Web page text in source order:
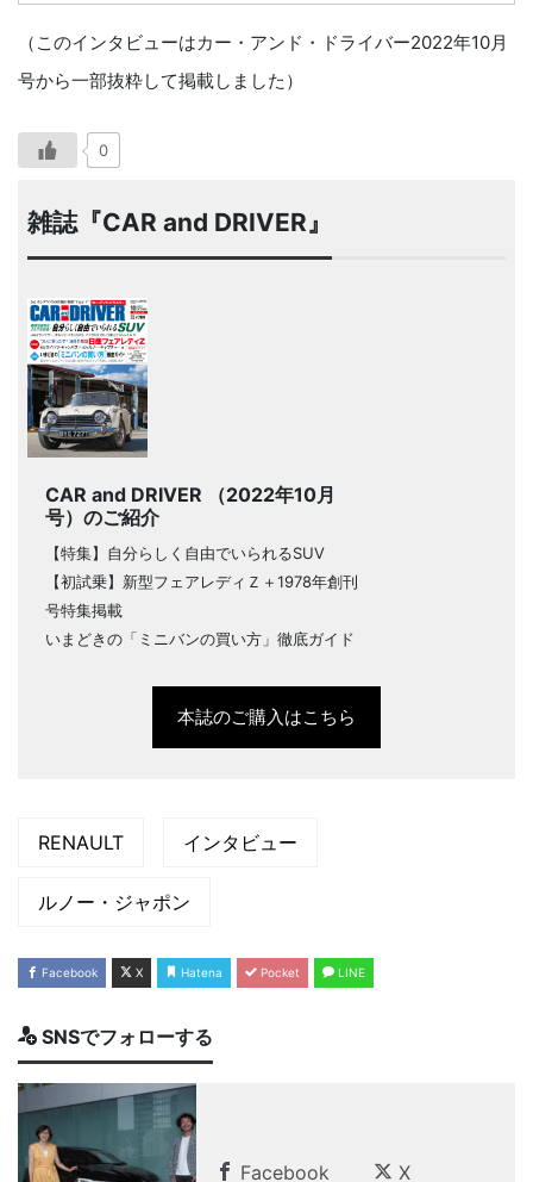
（このインタビューはカー・アンド・ドライバー2022年10月
号から一部抜粋して掲載しました）
0
雑誌『CAR and DRIVER』
CAR and DRIVER （2022年10月
号）のご紹介
【特集】自分らしく自由でいられるSUV
【初試乗】新型フェアレディＺ＋1978年創刊
号特集掲載
いまどきの「ミニバンの買い方」徹底ガイド
本誌のご購入はこちら
RENAULT インタビュー
ルノー・ジャポン
Facebook X Hatena Pocket LINE
SNSでフォローする
Facebook X